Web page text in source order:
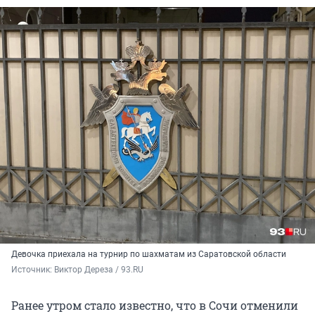
Девочка приехала на турнир по шахматам из Саратовской области
Источник: Виктор Дереза / 93.RU
Ранее утром стало известно, что в Сочи отменили